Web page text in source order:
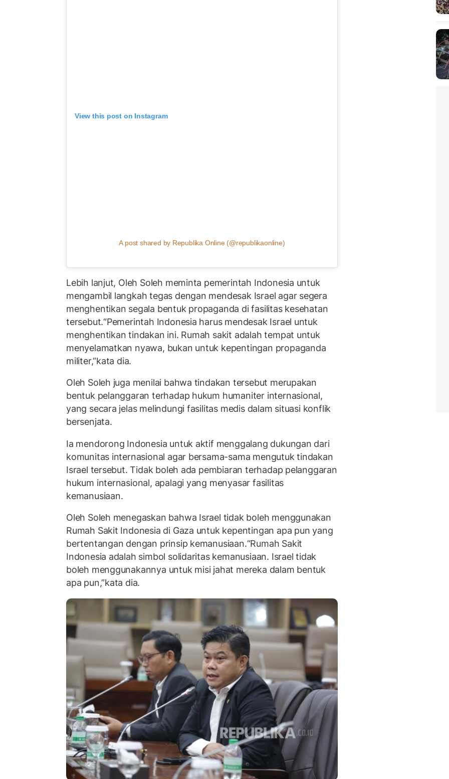
View this post on Instagram
A post shared by Republika Online (@republikaonline)
Lebih lanjut, Oleh Soleh meminta pemerintah Indonesia untuk
mengambil langkah tegas dengan mendesak Israel agar segera
menghentikan segala bentuk propaganda di fasilitas kesehatan
tersebut.“Pemerintah Indonesia harus mendesak Israel untuk
menghentikan tindakan ini. Rumah sakit adalah tempat untuk
menyelamatkan nyawa, bukan untuk kepentingan propaganda
militer,”kata dia.
Oleh Soleh juga menilai bahwa tindakan tersebut merupakan
bentuk pelanggaran terhadap hukum humaniter internasional,
yang secara jelas melindungi fasilitas medis dalam situasi konflik
bersenjata.
Ia mendorong Indonesia untuk aktif menggalang dukungan dari
komunitas internasional agar bersama-sama mengutuk tindakan
Israel tersebut. Tidak boleh ada pembiaran terhadap pelanggaran
hukum internasional, apalagi yang menyasar fasilitas
kemanusiaan.
Oleh Soleh menegaskan bahwa Israel tidak boleh menggunakan
Rumah Sakit Indonesia di Gaza untuk kepentingan apa pun yang
bertentangan dengan prinsip kemanusiaan.“Rumah Sakit
Indonesia adalah simbol solidaritas kemanusiaan. Israel tidak
boleh menggunakannya untuk misi jahat mereka dalam bentuk
apa pun,”kata dia.